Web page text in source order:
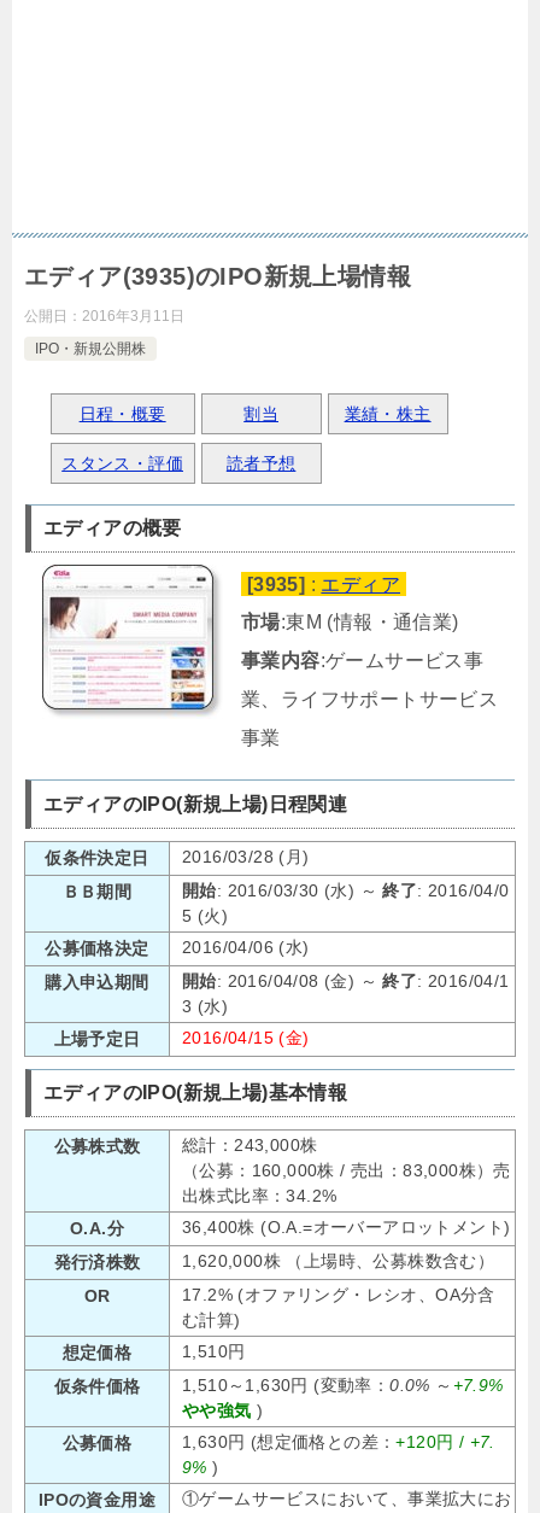
エディア(3935)のIPO新規上場情報
公開日： 2016年3月11日
IPO・新規公開株
日程・概要 割当 業績・株主
スタンス・評価 読者予想
エディアの概要
[3935] : エディア
市場:東M (情報・通信業)
事業内容:ゲームサービス事
業、ライフサポートサービス
事業
エディアのIPO(新規上場)日程関連
仮条件決定日
2016/03/28 (月)
ＢＢ期間
開始: 2016/03/30 (水) ～終了: 2016/04/0
5 (火)
公募価格決定
2016/04/06 (水)
購入申込期間
開始: 2016/04/08 (金) ～終了: 2016/04/1
3 (水)
上場予定日
2016/04/15 (金)
エディアのIPO(新規上場)基本情報
公募株式数
総計：243,000株
（公募：160,000株 / 売出：83,000株）売
出株式比率：34.2%
O.A.分
36,400株 (O.A.=オーバーアロットメント)
発行済株数
1,620,000株 （上場時、公募株数含む）
OR
17.2% (オファリング・レシオ、OA分含
む計算)
想定価格
1,510円
仮条件価格
1,510～1,630円 (変動率：0.0% ～ +7.9%
やや強気 )
公募価格
1,630円 (想定価格との差：+120円 / +7.
9% )
IPOの資金用途
①ゲームサービスにおいて、事業拡大にお